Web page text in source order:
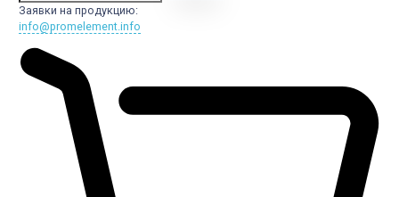
Заявки на продукцию:
info@promelement.info